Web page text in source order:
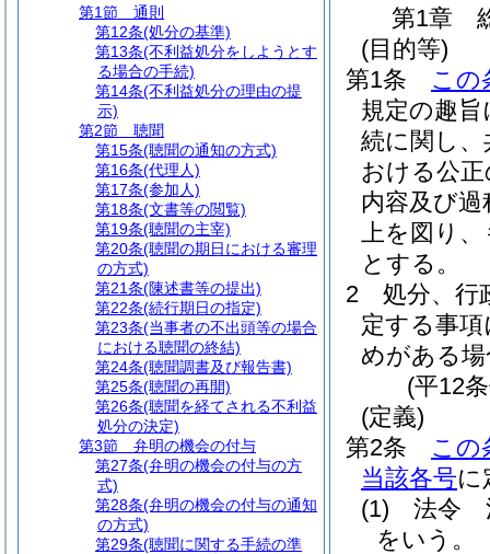
第1章
(目的等)
第1条
この
規定の趣
続に関し
おける公
内容及び
上を図り
とする。
2
処分、行
定する事
めがある
(平12
(定義)
第2条
この
当該各号に
(1)
法令
をいう。
第1節
通則
第12条(処分の基準)
第13条(不利益処分をしようとす
る場合の手続)
第14条(不利益処分の理由の提
示)
第2節
聴聞
第15条(聴聞の通知の方式)
第16条(代理人)
第17条(参加人)
第18条(文書等の閲覧)
第19条(聴聞の主宰)
第20条(聴聞の期日における審理
の方式)
第21条(陳述書等の提出)
第22条(続行期日の指定)
第23条(当事者の不出頭等の場合
における聴聞の終結)
第24条(聴聞調書及び報告書)
第25条(聴聞の再開)
第26条(聴聞を経てされる不利益
処分の決定)
第3節
弁明の機会の付与
第27条(弁明の機会の付与の方
式)
第28条(弁明の機会の付与の通知
の方式)
第29条(聴聞に関する手続の準